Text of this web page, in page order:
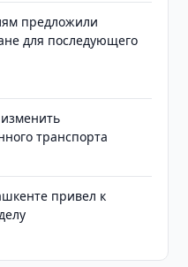
предложили
для последующего
транспорта
привел к